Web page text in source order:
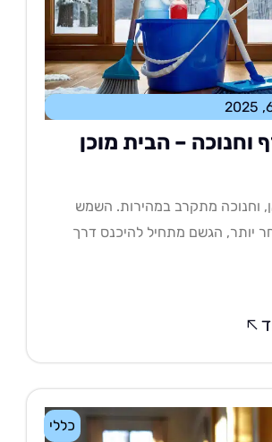
– הבית מוכן
מתקרב במהירות. השמש
מתחיל להיכנס דרך
כללי